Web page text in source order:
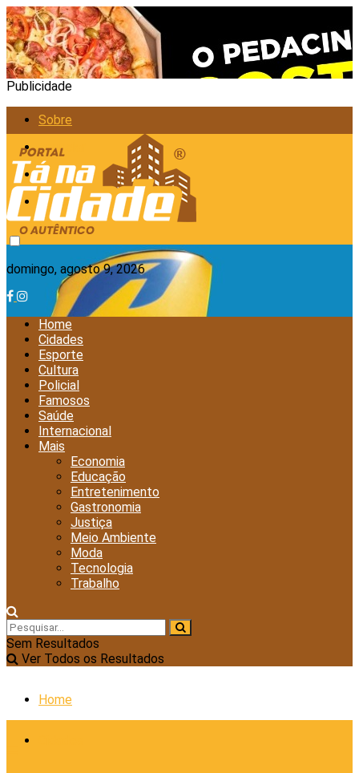
Publicidade
Sobre
Anunciar
Política de Privacidade
Contato
domingo, agosto 9, 2026
Home
Cidades
Esporte
Cultura
Policial
Famosos
Saúde
Internacional
Mais
Economia
Educação
Entretenimento
Gastronomia
Justiça
Meio Ambiente
Moda
Tecnologia
Trabalho
Sem Resultados
Ver Todos os Resultados
Home